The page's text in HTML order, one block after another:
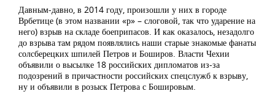
Давным-давно, в 2014 году, произошли у них в городе
Врбетице (в этом названии «р» – слоговой, так что ударение на
него) взрыв на складе боеприпасов. И как оказалось, незадолго
до взрыва там рядом появлялись наши старые знакомые фанаты
солсберецких шпилей Петров и Боширов. Власти Чехии
объявили о высылке 18 российских дипломатов из-за
подозрений в причастности российских спецслужб к взрыву,
ну и объявили в розыск Петрова с Бошировым.